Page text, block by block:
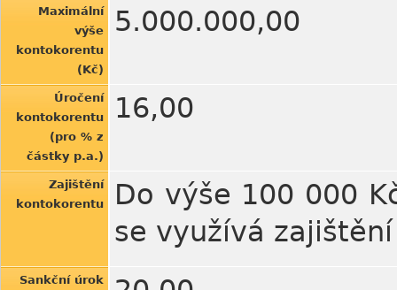
Maximální
výše
kontokorentu
(Kč)
5.000.000,00
Úročení
kontokorentu
(pro % z
částky p.a.)
16,00
Zajištění
kontokorentu
Do výše 100 000
se využívá
Sankční úrok